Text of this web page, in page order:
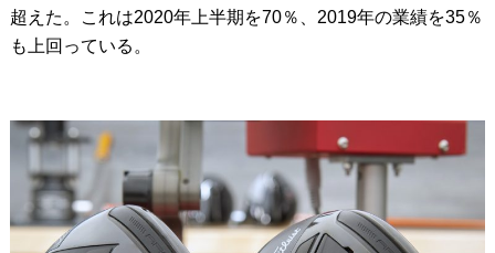
超えた。これは2020年上半期を70％、2019年の業績を35％
も上回っている。